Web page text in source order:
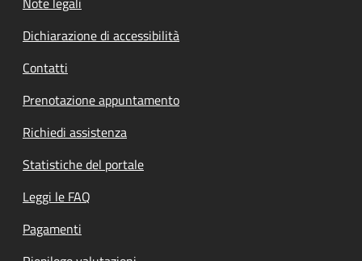
Dichiarazione di accessibilità
Contatti
Prenotazione appuntamento
Richiedi assistenza
Statistiche del portale
Leggi le FAQ
Pagamenti